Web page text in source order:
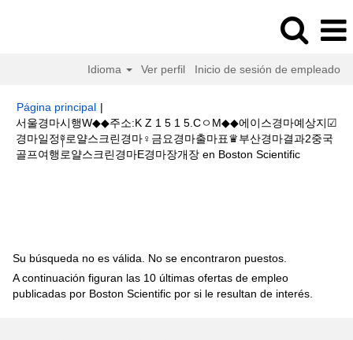
Idioma Ver perfil Inicio de sesión de empleado
Página principal |
서울경마시행W◆◆주소:K Z 1 5 1 5.CㅇM◆◆에이스경마예상지☑
경마일정༈로얄스크린경마♀금요경마출마표♛부산경마결과2중국
골프여행로얄스크린경마E경마장개장 en Boston Scientific(página
Su búsqueda no es válida. No se encontraron puestos.
A continuación figuran las 10 últimas ofertas de empleo
publicadas por Boston Scientific por si le resultan de interés.